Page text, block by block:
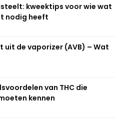
kweektips voor wie wat
nodig heeft
uit de vaporizer (AVB) – Wat
van THC die
kennen